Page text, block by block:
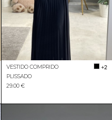
VESTIDO COMPRIDO
PLISSADO
+2
29.00 €